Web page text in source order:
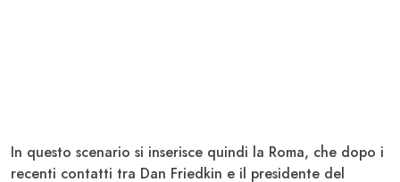
In questo scenario si inserisce quindi la Roma, che dopo i
recenti contatti tra Dan Friedkin e il presidente del